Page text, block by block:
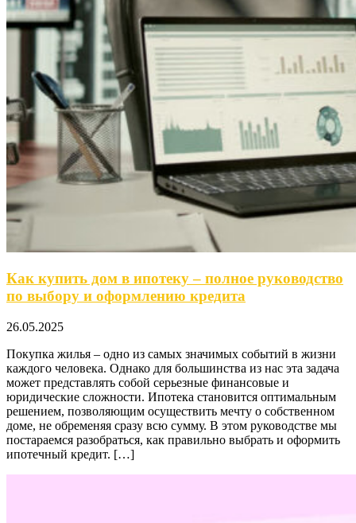
Как купить дом в ипотеку – полное руководство
по выбору и оформлению кредита
26.05.2025
Покупка жилья – одно из самых значимых событий в жизни
каждого человека. Однако для большинства из нас эта задача
может представлять собой серьезные финансовые и
юридические сложности. Ипотека становится оптимальным
решением, позволяющим осуществить мечту о собственном
доме, не обременяя сразу всю сумму. В этом руководстве мы
постараемся разобраться, как правильно выбрать и оформить
ипотечный кредит. […]